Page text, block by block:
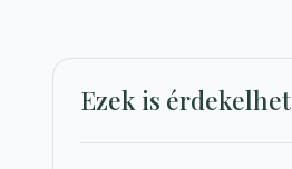
Ezek is